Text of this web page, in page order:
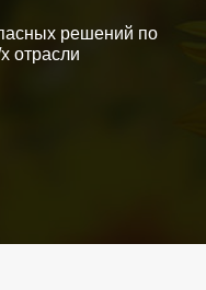
решений по
отрасли